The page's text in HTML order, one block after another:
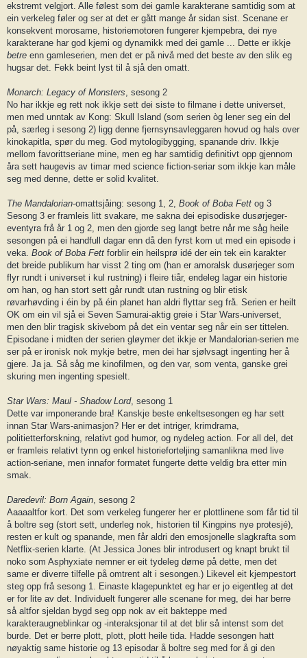
ekstremt velgjort. Alle følest som dei gamle karakterane samtidig som at
ein verkeleg føler og ser at det er gått mange år sidan sist. Scenane er
konsekvent morosame, historiemotoren fungerer kjempebra, dei nye
karakterane har god kjemi og dynamikk med dei gamle ... Dette er ikkje
betre enn gamleserien, men det er på nivå med det beste av den slik eg
hugsar det. Fekk beint lyst til å sjå den omatt.
Monarch: Legacy of Monsters, sesong 2
No har ikkje eg rett nok ikkje sett dei siste to filmane i dette universet,
men med unntak av Kong: Skull Island (som serien òg lener seg ein del
på, særleg i sesong 2) ligg denne fjernsynsavleggaren hovud og hals over
kinokapitla, spør du meg. God mytologibygging, spanande driv. Ikkje
mellom favorittseriane mine, men eg har samtidig definitivt opp gjennom
åra sett haugevis av timar med science fiction-seriar som ikkje kan måle
seg med denne, dette er solid kvalitet.
The Mandalorian-omattsjåing: sesong 1, 2, Book of Boba Fett og 3
Sesong 3 er framleis litt svakare, me sakna dei episodiske dusørjeger-
eventyra frå år 1 og 2, men den gjorde seg langt betre når me såg heile
sesongen på ei handfull dagar enn då den fyrst kom ut med ein episode i
veka. Book of Boba Fett forblir ein heilsprø idé der ein tek ein karakter
det breide publikum har visst 2 ting om (han er amoralsk dusørjeger som
flyr rundt i universet i kul rustning) i fleire tiår, endeleg lagar ein historie
om han, og han stort sett går rundt utan rustning og blir etisk
røvarhøvding i éin by på éin planet han aldri flyttar seg frå. Serien er heilt
OK om ein vil sjå ei Seven Samurai-aktig greie i Star Wars-universet,
men den blir tragisk skivebom på det ein ventar seg når ein ser tittelen.
Episodane i midten der serien gløymer det ikkje er Mandalorian-serien me
ser på er ironisk nok mykje betre, men dei har sjølvsagt ingenting her å
gjere. Ja ja. Så såg me kinofilmen, og den var, som venta, ganske grei
skuring men ingenting spesielt.
Star Wars: Maul - Shadow Lord, sesong 1
Dette var imponerande bra! Kanskje beste enkeltsesongen eg har sett
innan Star Wars-animasjon? Her er det intriger, krimdrama,
politietterforskning, relativt god humor, og nydeleg action. For all del, det
er framleis relativt tynn og enkel historieforteljing samanlikna med live
action-seriane, men innafor formatet fungerte dette veldig bra etter min
smak.
Daredevil: Born Again, sesong 2
Aaaaaltfor kort. Det som verkeleg fungerer her er plottlinene som får tid til
å boltre seg (stort sett, underleg nok, historien til Kingpins nye protesjé),
resten er kult og spanande, men får aldri den emosjonelle slagkrafta som
Netflix-serien klarte. (At Jessica Jones blir introdusert og knapt brukt til
noko som Asphyxiate nemner er eit tydeleg døme på dette, men det
same er diverre tilfelle på omtrent alt i sesongen.) Likevel eit kjempestort
steg opp frå sesong 1. Einaste klagepunktet eg har er jo eigentleg at det
er for lite av det. Individuelt fungerer alle scenane for meg, dei har berre
så altfor sjeldan bygd seg opp nok av eit bakteppe med
karakteraugneblinkar og -interaksjonar til at det blir så intenst som det
burde. Det er berre plott, plott, plott heile tida. Hadde sesongen hatt
nøyaktig same historie og 13 episodar å boltre seg med for å gi den